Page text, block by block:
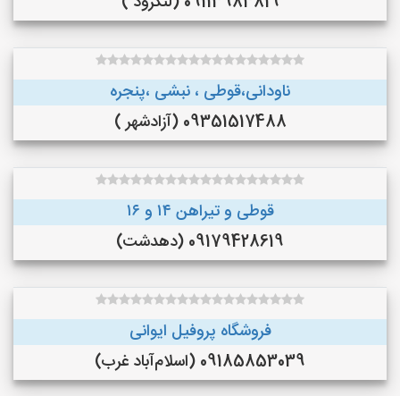
ناودانی،قوطی ، نبشی ،پنجره
09351517488 (آزادشهر )
قوطی و تیراهن ۱۴ و ۱۶
09179428619 (دهدشت)
فروشگاه پروفیل ایوانی
09185853039 (اسلام‌آباد غرب)